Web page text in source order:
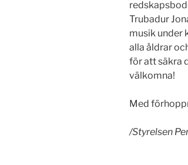
Trubadur
musik under
alla åldrar
för att säkra
välkomna!
Med
/Styrelsen